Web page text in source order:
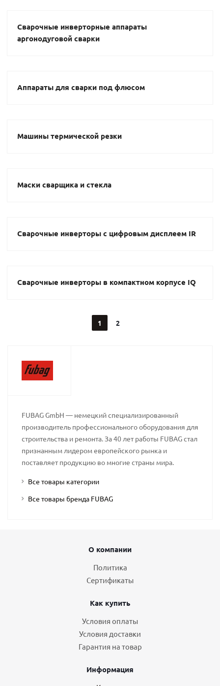
Сварочные инверторные аппараты
аргонодуговой сварки
Аппараты для сварки под флюсом
Машины термической резки
Маски сварщика и стекла
Сварочные инверторы с цифровым дисплеем IR
Сварочные инверторы в компактном корпусе IQ
1 2
FUBAG GmbH — немецкий специализированный
производитель профессионального оборудования для
строительства и ремонта. За 40 лет работы FUBAG стал
признанным лидером европейского рынка и
поставляет продукцию во многие страны мира.
Все товары категории
Все товары бренда FUBAG
О компании
Политика
Сертификаты
Как купить
Условия оплаты
Условия доставки
Гарантия на товар
Информация